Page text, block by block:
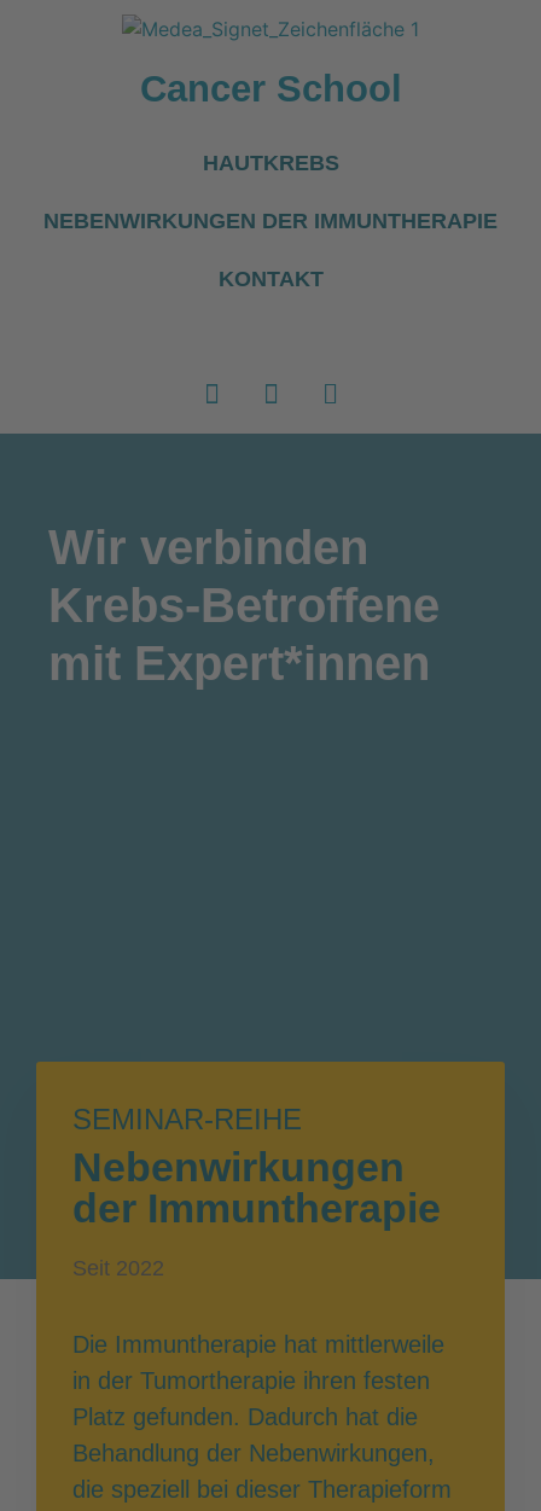
Cancer School
HAUTKREBS
NEBENWIRKUNGEN DER IMMUNTHERAPIE
KONTAKT
Wir verbinden
Krebs-Betroffene
mit Expert*innen
SEMINAR-REIHE
Nebenwirkungen
der Immuntherapie
Seit 2022
Die Immuntherapie hat mittlerweile
in der Tumortherapie ihren festen
Platz gefunden. Dadurch hat die
Behandlung der Nebenwirkungen,
die speziell bei dieser Therapieform